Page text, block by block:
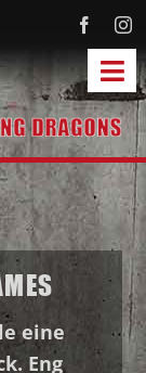
eine
Eng